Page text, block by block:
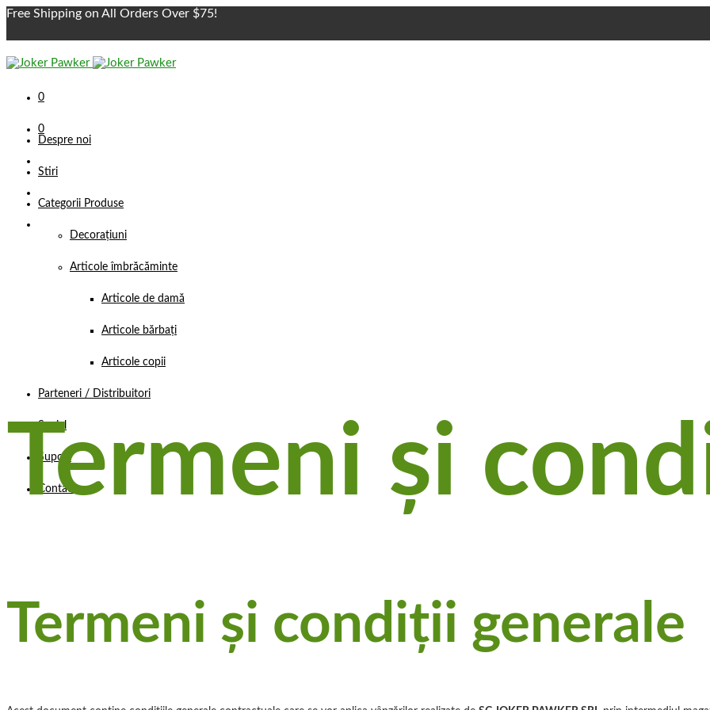
Free Shipping on All Orders Over $75!
0
0
Despre noi
Stiri
Categorii Produse
Decorațiuni
Articole îmbrăcăminte
Articole de damă
Articole bărbați
Articole copii
Parteneri / Distribuitori
Suport
Contact
Termeni și
Termeni și condiții generale